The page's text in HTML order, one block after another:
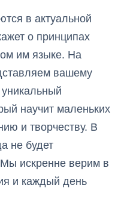
в актуальной
о принципах
им языке. На
вашему
научит маленьких
и творчеству. В
не будет
Мы искренне верим в
и каждый день